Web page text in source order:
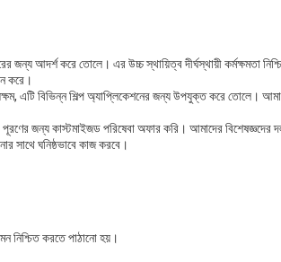
জন্য আদর্শ করে তোলে। এর উচ্চ স্থায়িত্ব দীর্ঘস্থায়ী কর্মক্ষমতা
করে।
এটি বিভিন্ন শিল্প অ্যাপ্লিকেশনের জন্য উপযুক্ত করে তোলে।
জন্য কাস্টমাইজড পরিষেবা অফার করি। আমাদের বিশেষজ্ঞদের
সাথে ঘনিষ্ঠভাবে কাজ করবে।
নিশ্চিত করতে পাঠানো হয়।